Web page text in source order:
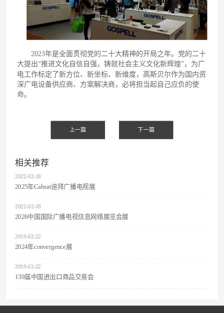
2023年是全面贯彻党的二十大精神的开局之年。党的二十
大提出“推进文化自信自强，铸就社会主义文化新辉煌”，为广
电工作标定了新方位、新坐标、新维度，高斯贝尔作为国内资
深广电设备供应商、方案解决商，必将担当起自己应负的使
命。
相关推荐
2022-02-18
2025年Cabsat迪拜广播电视展
2022-02-18
2026中国国际广播电视信息网络展览会展
2019-02-22
2024年convergence展
2019-02-22
139届中国进出口商品交易会